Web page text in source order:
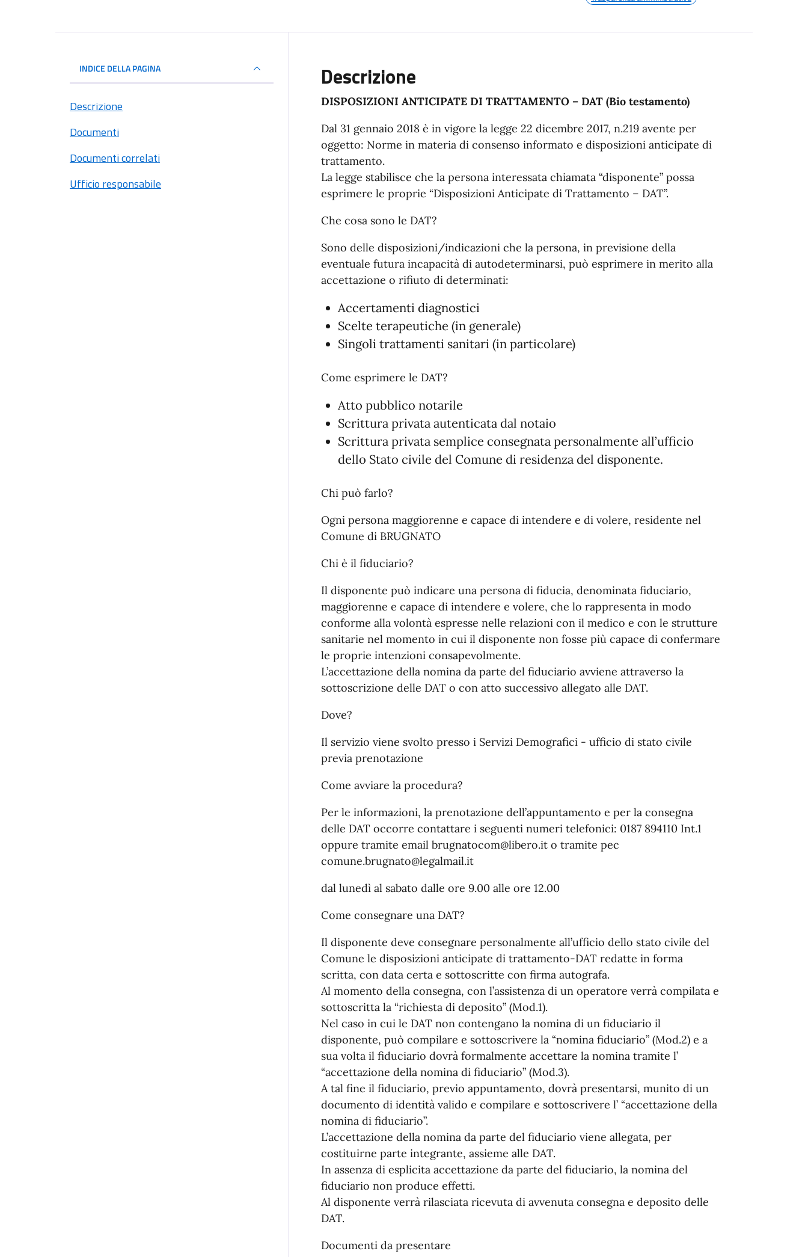
INDICE DELLA PAGINA
Descrizione
Documenti
Documenti correlati
Ufficio responsabile
Descrizione
DISPOSIZIONI ANTICIPATE DI TRATTAMENTO – DAT (Bio testamento)
Dal 31 gennaio 2018 è in vigore la legge 22 dicembre 2017, n.219 avente per
oggetto: Norme in materia di consenso informato e disposizioni anticipate di
trattamento.
La legge stabilisce che la persona interessata chiamata “disponente” possa
esprimere le proprie “Disposizioni Anticipate di Trattamento – DAT”.
Che cosa sono le DAT?
Sono delle disposizioni/indicazioni che la persona, in previsione della
eventuale futura incapacità di autodeterminarsi, può esprimere in merito alla
accettazione o rifiuto di determinati:
Accertamenti diagnostici
Scelte terapeutiche (in generale)
Singoli trattamenti sanitari (in particolare)
Come esprimere le DAT?
Atto pubblico notarile
Scrittura privata autenticata dal notaio
Scrittura privata semplice consegnata personalmente all’ufficio
dello Stato civile del Comune di residenza del disponente.
Chi può farlo?
Ogni persona maggiorenne e capace di intendere e di volere, residente nel
Comune di BRUGNATO
Chi è il fiduciario?
Il disponente può indicare una persona di fiducia, denominata fiduciario,
maggiorenne e capace di intendere e volere, che lo rappresenta in modo
conforme alla volontà espresse nelle relazioni con il medico e con le strutture
sanitarie nel momento in cui il disponente non fosse più capace di confermare
le proprie intenzioni consapevolmente.
L’accettazione della nomina da parte del fiduciario avviene attraverso la
sottoscrizione delle DAT o con atto successivo allegato alle DAT.
Dove?
Il servizio viene svolto presso i Servizi Demografici - ufficio di stato civile
previa prenotazione
Come avviare la procedura?
Per le informazioni, la prenotazione dell’appuntamento e per la consegna
delle DAT occorre contattare i seguenti numeri telefonici: 0187 894110 Int.1
oppure tramite email brugnatocom@libero.it o tramite pec
comune.brugnato@legalmail.it
dal lunedì al sabato dalle ore 9.00 alle ore 12.00
Come consegnare una DAT?
Il disponente deve consegnare personalmente all’ufficio dello stato civile del
Comune le disposizioni anticipate di trattamento-DAT redatte in forma
scritta, con data certa e sottoscritte con firma autografa.
Al momento della consegna, con l’assistenza di un operatore verrà compilata e
sottoscritta la “richiesta di deposito” (Mod.1).
Nel caso in cui le DAT non contengano la nomina di un fiduciario il
disponente, può compilare e sottoscrivere la “nomina fiduciario” (Mod.2) e a
sua volta il fiduciario dovrà formalmente accettare la nomina tramite l’
“accettazione della nomina di fiduciario” (Mod.3).
A tal fine il fiduciario, previo appuntamento, dovrà presentarsi, munito di un
documento di identità valido e compilare e sottoscrivere l’ “accettazione della
nomina di fiduciario”.
L’accettazione della nomina da parte del fiduciario viene allegata, per
costituirne parte integrante, assieme alle DAT.
In assenza di esplicita accettazione da parte del fiduciario, la nomina del
fiduciario non produce effetti.
Al disponente verrà rilasciata ricevuta di avvenuta consegna e deposito delle
DAT.
Documenti da presentare